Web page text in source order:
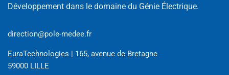
Développement dans le domaine du Génie Électrique.
direction@pole-medee.fr
EuraTechnologies | 165, avenue de Bretagne
59000 LILLE